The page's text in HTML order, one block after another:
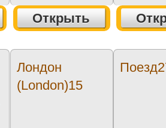
Открыть
Лондон
(London)15